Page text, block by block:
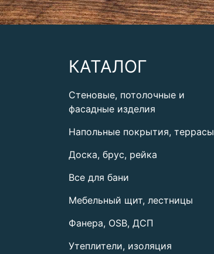
КАТАЛОГ
Стеновые, потолочные и
фасадные изделия
Напольные покрытия, террасы
Доска, брус, рейка
Все для бани
Мебельный щит, лестницы
Фанера, OSB, ДСП
Утеплители, изоляция